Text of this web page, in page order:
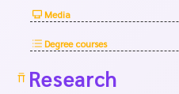
Media
Degree courses
Research